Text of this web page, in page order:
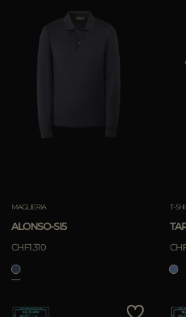
MAGLIERIA
ALONSO-SI5
CHF1.310
T-